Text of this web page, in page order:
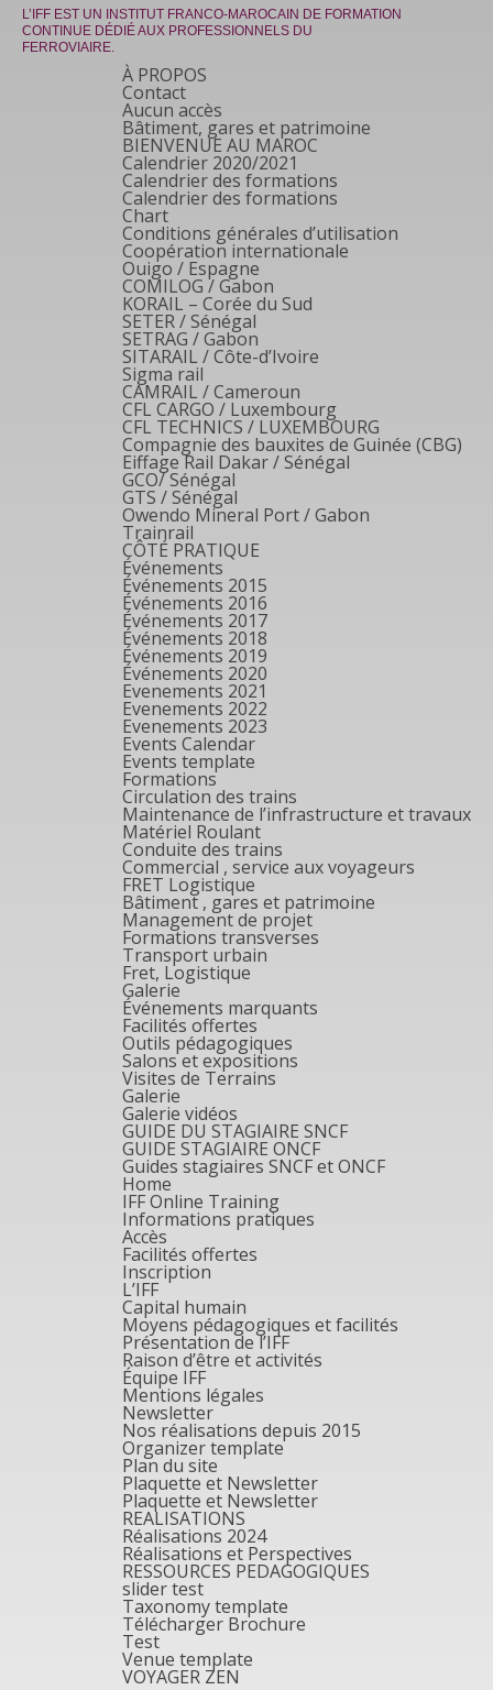
L’IFF EST UN INSTITUT FRANCO-MAROCAIN DE FORMATION
CONTINUE DÉDIÉ AUX PROFESSIONNELS DU
FERROVIAIRE.
À PROPOS
Contact
Aucun accès
Bâtiment, gares et patrimoine
BIENVENUE AU MAROC
Calendrier 2020/2021
Calendrier des formations
Calendrier des formations
Chart
Conditions générales d’utilisation
Coopération internationale
Ouigo / Espagne
COMILOG / Gabon
KORAIL – Corée du Sud
SETER / Sénégal
SETRAG / Gabon
SITARAIL / Côte-d’Ivoire
Sigma rail
CAMRAIL / Cameroun
CFL CARGO / Luxembourg
CFL TECHNICS / LUXEMBOURG
Compagnie des bauxites de Guinée (CBG)
Eiffage Rail Dakar / Sénégal
GCO/ Sénégal
GTS / Sénégal
Owendo Mineral Port / Gabon
Trainrail
CÔTÉ PRATIQUE
Événements
Événements 2015
Événements 2016
Événements 2017
Événements 2018
Événements 2019
Événements 2020
Evenements 2021
Evenements 2022
Evenements 2023
Events Calendar
Events template
Formations
Circulation des trains
Maintenance de l’infrastructure et travaux
Matériel Roulant
Conduite des trains
Commercial , service aux voyageurs
FRET Logistique
Bâtiment , gares et patrimoine
Management de projet
Formations transverses
Transport urbain
Fret, Logistique
Galerie
Événements marquants
Facilités offertes
Outils pédagogiques
Salons et expositions
Visites de Terrains
Galerie
Galerie vidéos
GUIDE DU STAGIAIRE SNCF
GUIDE STAGIAIRE ONCF
Guides stagiaires SNCF et ONCF
Home
IFF Online Training
Informations pratiques
Accès
Facilités offertes
Inscription
L’IFF
Capital humain
Moyens pédagogiques et facilités
Présentation de l’IFF
Raison d’être et activités
Équipe IFF
Mentions légales
Newsletter
Nos réalisations depuis 2015
Organizer template
Plan du site
Plaquette et Newsletter
Plaquette et Newsletter
REALISATIONS
Réalisations 2024
Réalisations et Perspectives
RESSOURCES PEDAGOGIQUES
slider test
Taxonomy template
Télécharger Brochure
Test
Venue template
VOYAGER ZEN